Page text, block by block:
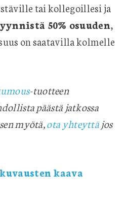
tai kollegoillesi ja
50% osuuden,
on saatavilla kolmelle
-tuotteen
päästä jatkossa
myötä,ota yhteyttä jos
kaava